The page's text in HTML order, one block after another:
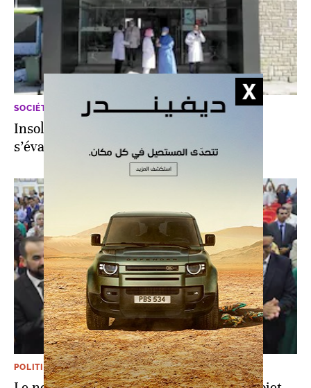
SOCIÉTÉ
Insolite. Tanger: soigné du Covid-19, il
s’évade de l’hôpital...qui le déclare guéri
POLITIQUE